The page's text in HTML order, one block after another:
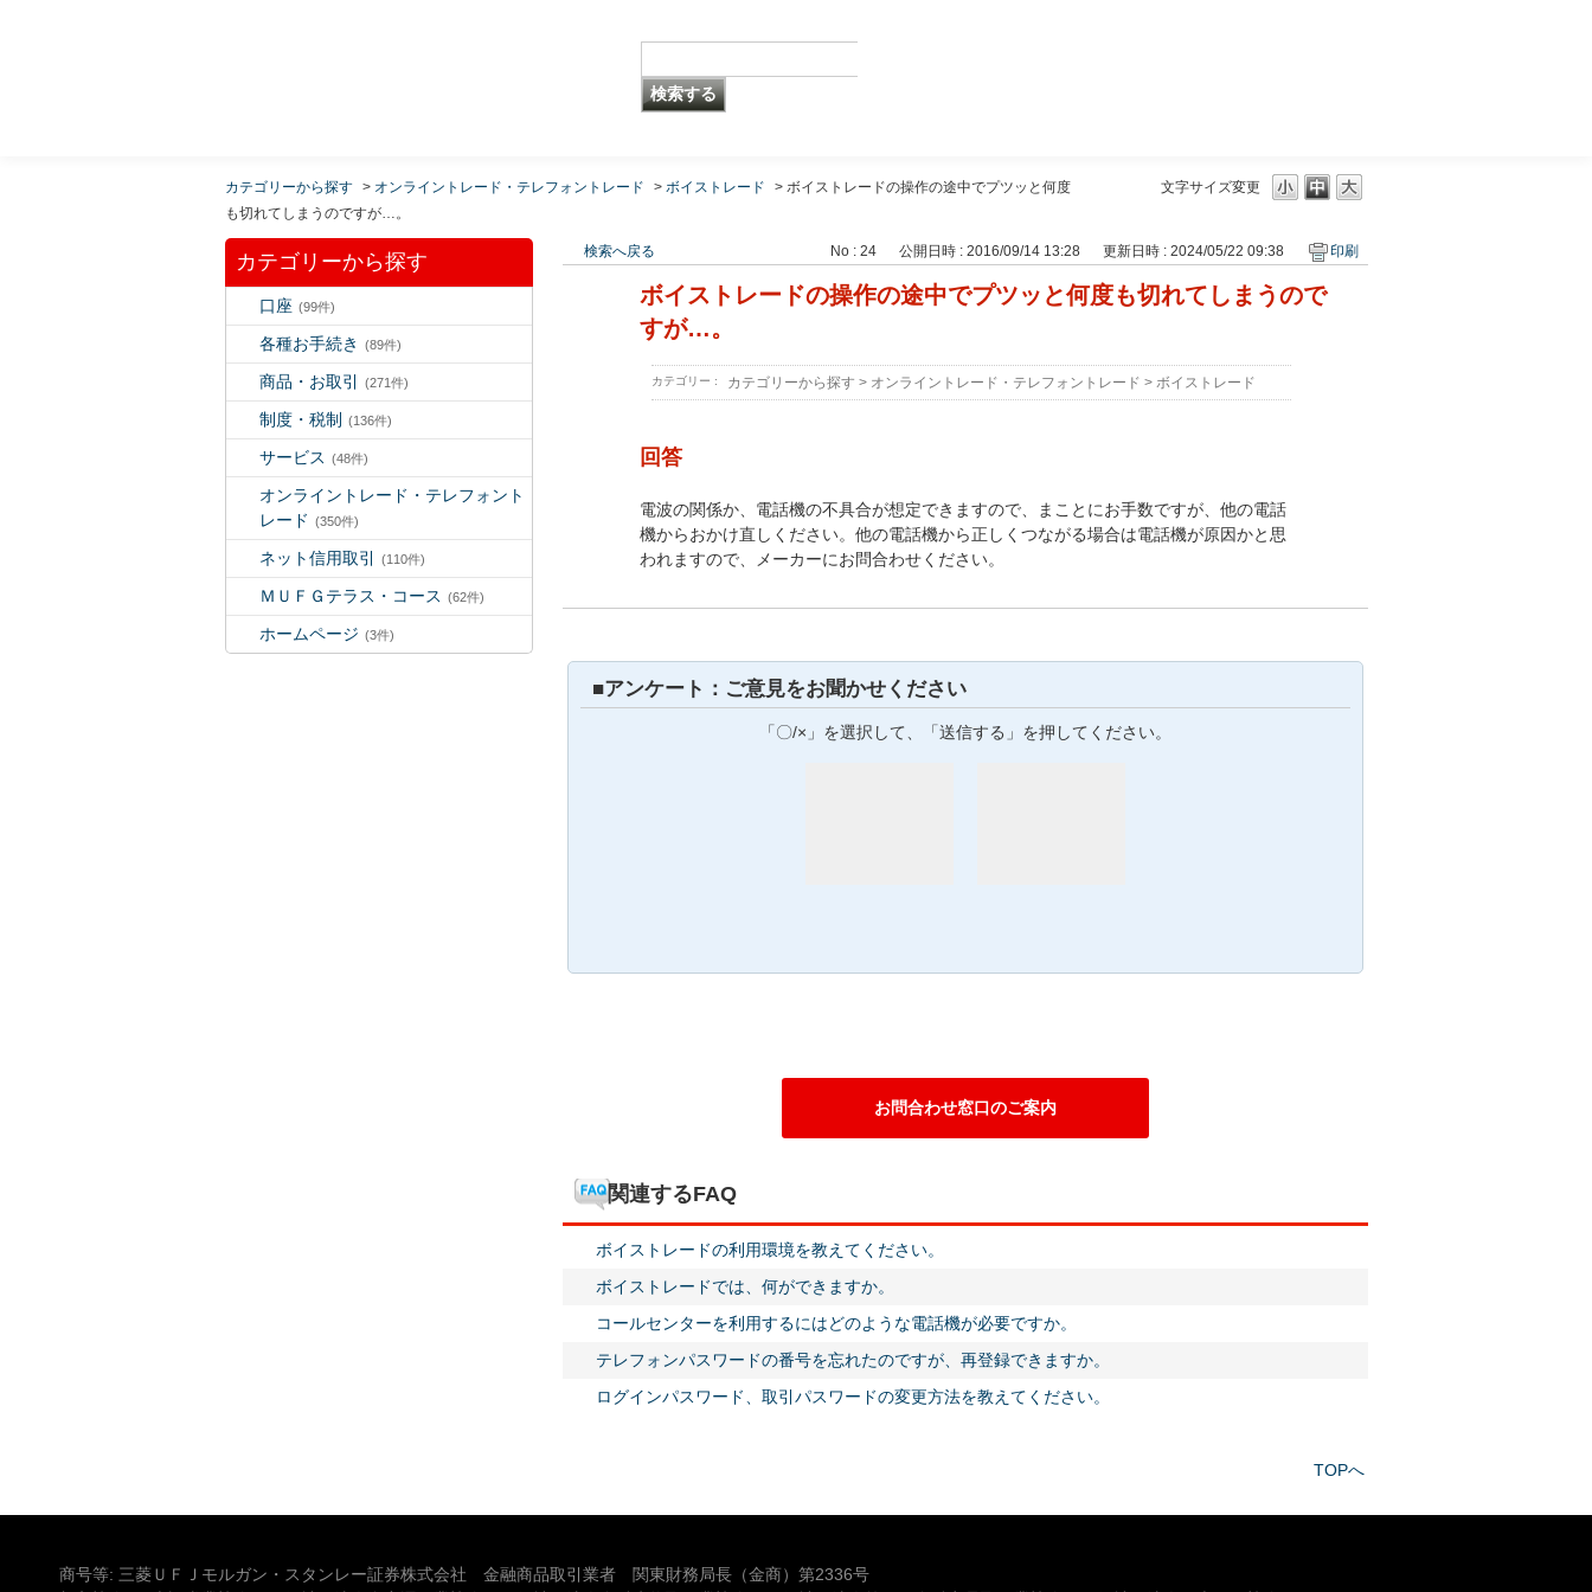
文字サイズ変更
カテゴリーから探す > オンライントレード・テレフォントレード > ボイストレード > ボイストレードの操作の途中でプツッと何度
も切れてしまうのですが…。
カテゴリーから探す
口座 (99件)
各種お手続き (89件)
商品・お取引 (271件)
制度・税制 (136件)
サービス (48件)
オンライントレード・テレフォント
レード (350件)
ネット信用取引 (110件)
ＭＵＦＧテラス・コース (62件)
ホームページ (3件)
検索へ戻る No : 24 公開日時 : 2016/09/14 13:28 更新日時 : 2024/05/22 09:38 印刷
ボイストレードの操作の途中でプツッと何度も切れてしまうので
すが…。
カテゴリー : カテゴリーから探す > オンライントレード・テレフォントレード > ボイストレード
回答
電波の関係か、電話機の不具合が想定できますので、まことにお手数ですが、他の電話
機からおかけ直しください。他の電話機から正しくつながる場合は電話機が原因かと思
われますので、メーカーにお問合わせください。
■アンケート：ご意見をお聞かせください
「〇/×」を選択して、「送信する」を押してください。
お問合わせ窓口のご案内
関連するFAQ
ボイストレードの利用環境を教えてください。
ボイストレードでは、何ができますか。
コールセンターを利用するにはどのような電話機が必要ですか。
テレフォンパスワードの番号を忘れたのですが、再登録できますか。
ログインパスワード、取引パスワードの変更方法を教えてください。
TOPへ
商号等: 三菱ＵＦＪモルガン・スタンレー証券株式会社 金融商品取引業者 関東財務局長（金商）第2336号